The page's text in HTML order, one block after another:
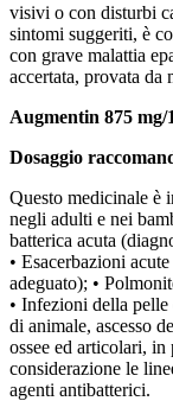
visivi o con disturbi
sintomi suggeriti, è
con grave malattia
accertata, provata da
Augmentin 875 mg/
Dosaggio
Questo medicinale è
negli adulti e nei
batterica acuta
• Esacerbazioni
adeguato); •
• Infezioni della
di animale, ascesso
ossee ed articolari,
considerazione le
agenti antibatterici.